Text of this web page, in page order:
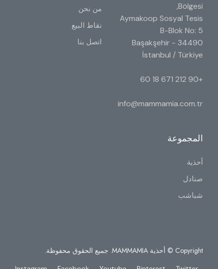
Bölgesi,
Aymakoop Sosyal Tesis
B-Blok No: 5
34490 Başakşehir -
İstanbul / Türkiye
+90 212 671 18 60
info@mammamia.com.tr
من نحن
نقاط البيع
اتصل بنا
المجموعة
أحذية
صنادل
شباشب
Copyright © أحذية MAMMAMIA. جميع الحقوق محفوظة.